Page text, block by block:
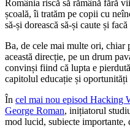
România riscă să rămână fără
școală, îi tratăm pe copii cu
să-și dorească să-și caute și
Ba, de cele mai multe ori,
această direcție, pe un drum
convinși fiind că lupta e
capitolul educație și
În cel mai nou episod Hacking
George Roman, inițiatorul
mod lucid, subiecte